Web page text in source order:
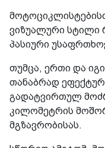
ვიზუალური სტილი
პასიური
თუმცა, ერთი და
თანაბრად
გადატვირთულ
კილომეტრის
მგზავრობისას.